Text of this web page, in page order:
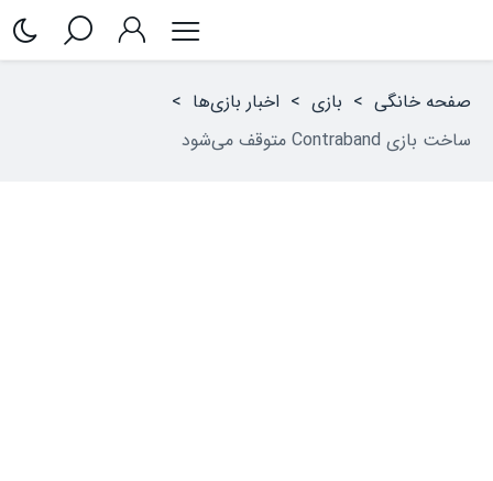
صفحه خانگی > بازی > اخبار بازی‌ها >
ساخت بازی Contraband متوقف می‌شود